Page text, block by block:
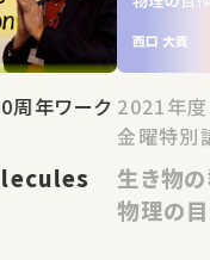
周年ワーク 2021年度
金曜特別
生き物
物理の